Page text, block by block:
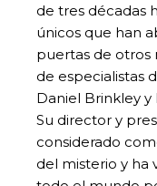
de tres décadas
únicos que han
puertas de otros
de especialistas
Daniel Brinkley y
Su director y
considerado
del misterio y ha